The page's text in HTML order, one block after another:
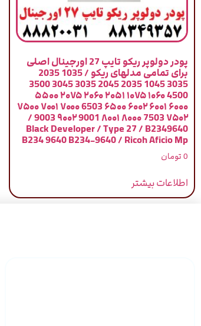
پودر دولوپر ریکو تایپ 27 اورجینال اصلی
برای تمامی مدلهای ریکو / 1035 2035
3035 1045 2035 2045 3035 3045 3500
4500 ۱۰۶۰ ۱۰۷۵ ۲۰۵۱ ۲۰۶۰ ۲۰۷۵ ۵۵۰۰
۶۰۰۰ ۶۰۰۱ ۶۰۰۲ ۶۵۰۰ 6503 ۷۰۰۰ ۷۰۰۱ ۷۵۰۰
۷۵۰۲ 7503 ۸۰۰۰ ۸۰۰۱ 9001 ۹۰۰۲ 9003 /
Black Developer / Type 27 / B2349640
B234 9640 B234-9640 / Ricoh Aficio Mp
0 تومان
اطلاعات بیشتر